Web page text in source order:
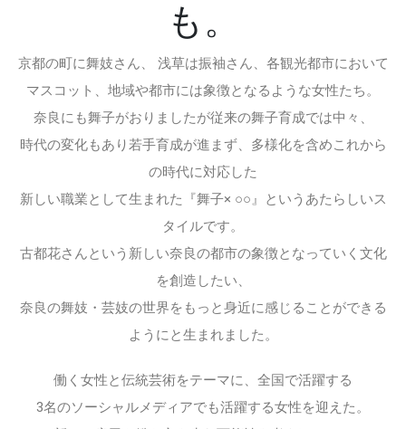
も。
京都の町に舞妓さん、 浅草は振袖さん、各観光都市において
マスコット、地域や都市には象徴となるような女性たち。
奈良にも舞子がおりましたが従来の舞子育成では中々、
時代の変化もあり若手育成が進まず、多様化を含めこれから
の時代に対応した
新しい職業として生まれた『舞子× ○○』というあたらしいス
タイルです。
古都花さんという新しい奈良の都市の象徴となっていく文化
を創造したい、
奈良の舞妓・芸妓の世界をもっと身近に感じることができる
ようにと生まれました。
働く女性と伝統芸術をテーマに、全国で活躍する
3名のソーシャルメディアでも活躍する女性を迎えた。